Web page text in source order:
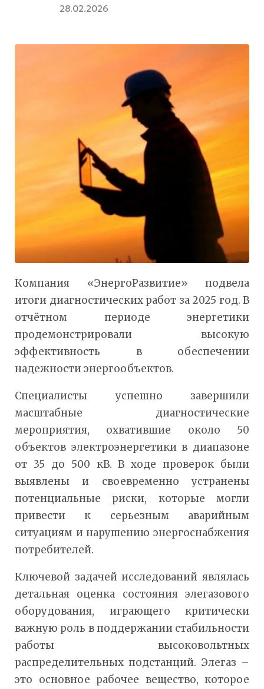
28.02.2026
Компания «ЭнергоРазвитие» подвела
итоги диагностических работ за 2025 год. В
отчётном периоде энергетики
продемонстрировали высокую
эффективность в обеспечении
надежности энергообъектов.
Специалисты успешно завершили
масштабные диагностические
мероприятия, охватившие около 50
объектов электроэнергетики в диапазоне
от 35 до 500 кВ. В ходе проверок были
выявлены и своевременно устранены
потенциальные риски, которые могли
привести к серьезным аварийным
ситуациям и нарушению энергоснабжения
потребителей.
Ключевой задачей исследований являлась
детальная оценка состояния элегазового
оборудования, играющего критически
важную роль в поддержании стабильности
работы высоковольтных
распределительных подстанций. Элегаз –
это основное рабочее вещество, которое